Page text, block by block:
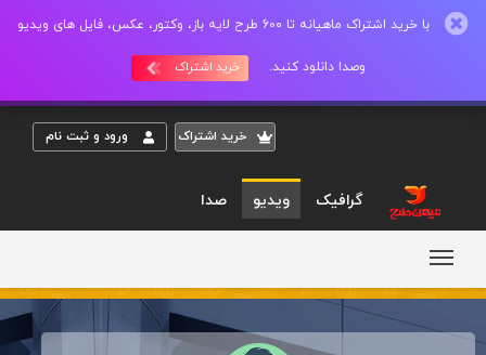
با خرید اشتراک ماهیانه تا 600 طرح لایه باز، وکتور، عکس، فایل های ویدیو
وصدا دانلود کنید. خرید اشتراک
خريد اشتراک ورود و ثبت نام
گرافیک ویدیو صدا